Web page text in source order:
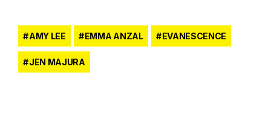
AMY LEE EMMA ANZAL EVANESCENCE
JEN MAJURA